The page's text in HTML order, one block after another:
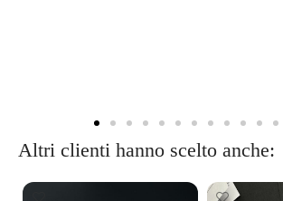
Altri clienti hanno scelto anche: